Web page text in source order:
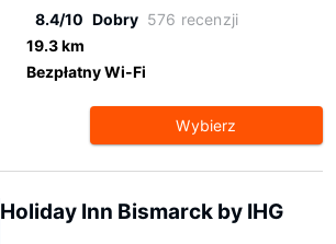
8.4/10 Dobry 576 recenzji
19.3 km
Bezpłatny Wi-Fi
Wybierz
Holiday Inn Bismarck by IHG